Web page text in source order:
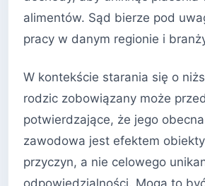
alimentów. Sąd bierze pod
pracy w danym regionie i
W kontekście starania się o
rodzic zobowiązany może
potwierdzające, że jego
zawodowa jest efektem
przyczyn, a nie celowego
odpowiedzialności. Mogą to